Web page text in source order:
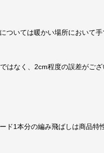
ついては暖かい場所において手
はなく、2cm程度の誤差がござ
ド1本分の編み飛ばしは商品特